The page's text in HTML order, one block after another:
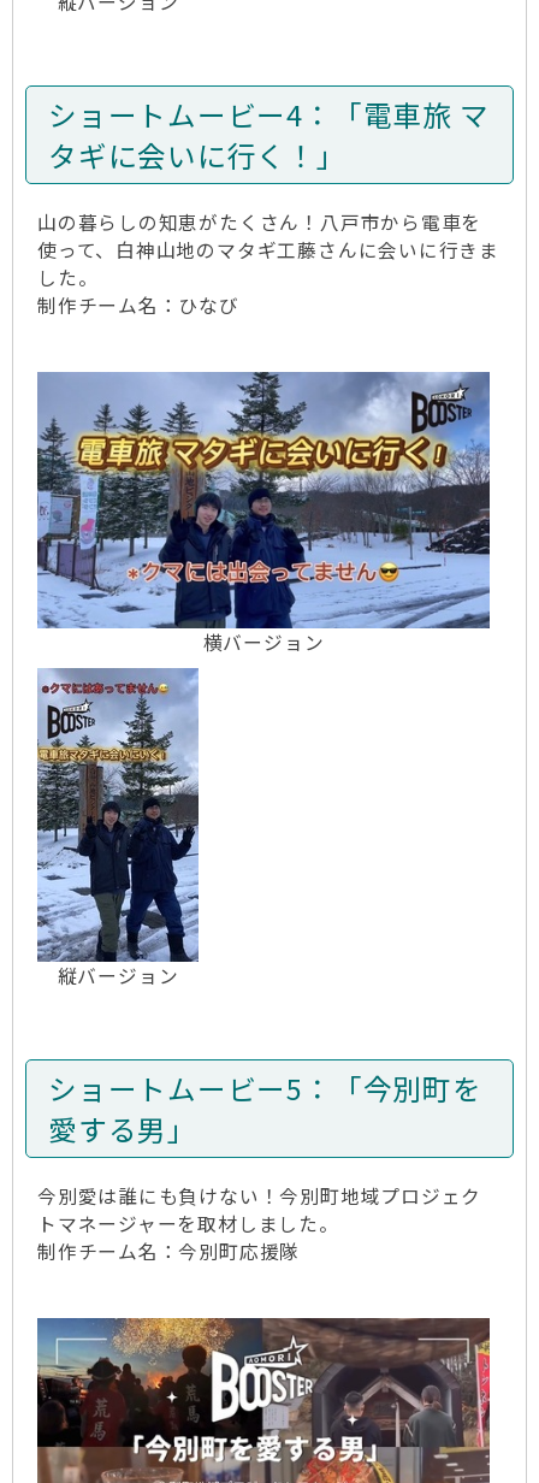
ショートムービー4：「電車旅 マ
タギに会いに行く！」
山の暮らしの知恵がたくさん！八戸市から電車を
使って、白神山地のマタギ工藤さんに会いに行きま
した。
制作チーム名：ひなび
横バージョン
縦バージョン
ショートムービー5：「今別町を
愛する男」
今別愛は誰にも負けない！今別町地域プロジェク
トマネージャーを取材しました。
制作チーム名：今別町応援隊